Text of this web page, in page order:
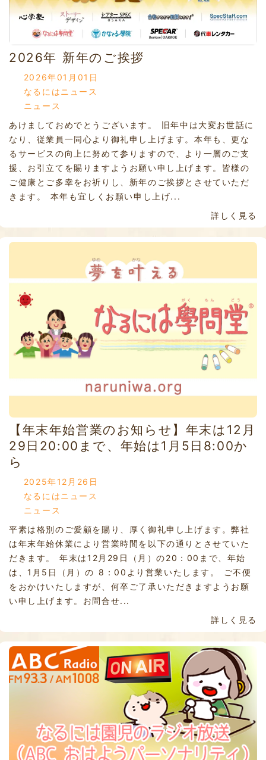
2026年 新年のご挨拶
2026年01月01日
なるにはニュース
ニュース
あけましておめでとうございます。 旧年中は大変お世話に
なり、従業員一同心より御礼申し上げます。本年も、更な
るサービスの向上に努めて参りますので、より一層のご支
援、お引立てを賜りますようお願い申し上げます。皆様の
ご健康とご多幸をお祈りし、新年のご挨拶とさせていただ
きます。 本年も宜しくお願い申し上げ...
詳しく見る
【年末年始営業のお知らせ】年末は12月
29日20:00まで、年始は1月5日8:00か
ら
2025年12月26日
なるにはニュース
ニュース
平素は格別のご愛顧を賜り、厚く御礼申し上げます。弊社
は年末年始休業により営業時間を以下の通りとさせていた
だきます。 年末は12月29日（月）の20：00まで、年始
は、1月5日（月）の 8：00より営業いたします。 ご不便
をおかけいたしますが、何卒ご了承いただきますようお願
い申し上げます。お問合せ...
詳しく見る